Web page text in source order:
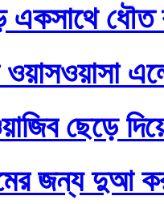
একসাথে ধৌত
ওয়াসওয়াসা
ছেড়ে
জন্য দুআ